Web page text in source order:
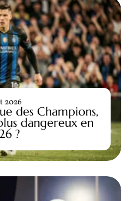
des Champions,
dangereux en
?
2026